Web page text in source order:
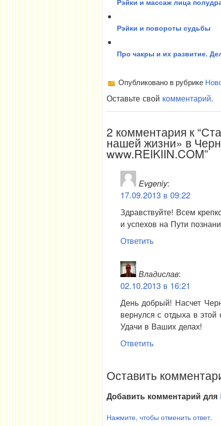
Рэйки и массаж лица
Рэйки и повороты судьбы
Про чакры и их развитие.
Опубликовано в рубрике
Оставьте свой комментарий.
2 комментария к
нашей жизни» в
www.REIKIIN.COM”
Evgeniy:
17.09.2013 в 09:22
Здравствуйте! Всем
и успехов на Пути
Ответить
Владислав:
02.10.2013 в 16:21
День добрый! Насчет
вернулся с отдыха в
Удачи в Ваших делах!
Ответить
Оставить
Добавить комментарий для
Нажмите, чтобы отменить ответ.